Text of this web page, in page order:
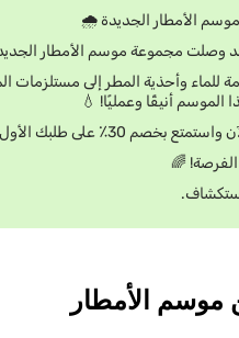
الأمطار الجديدة 🌧️
وقد وصلت مجموعة موسم الأمطار
للماء وأحذية المطر إلى مستلزمات
الموسم أنيقًا وعمليًا! 💧
30٪ على طلبك الأول! 💧
🌈